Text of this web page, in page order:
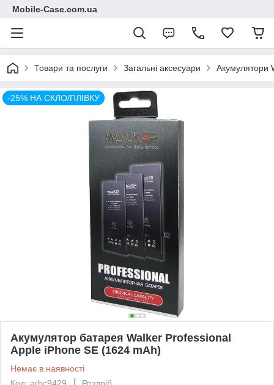
Mobile-Case.com.ua
Товари та послуги Загальні аксесуари Акумулятори
-25% НА СКЛО/ПЛІВКУ
Акумулятор батарея Walker Professional
Apple iPhone SE (1624 mAh)
Немає в наявності
Код: arbc9429
Роздріб